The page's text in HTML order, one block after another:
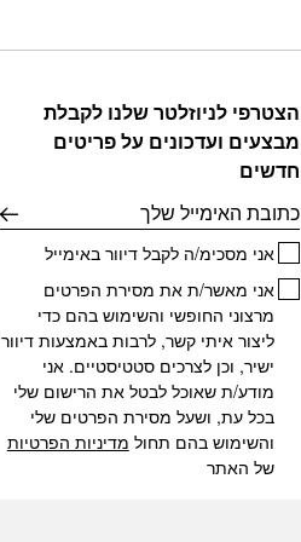
ניתן
לבחור
את
בעמוד
המוצר
הצטרפי לניוזלטר שלנו לקבלת
מבצעים ועדכונים על פריטים
חדשים
דוא׳׳ל
אני מסכימ/ה לקבל דיוור באימייל
אני מאשר/ת את מסירת הפרטים
מרצוני החופשי והשימוש בהם כדי
ליצור איתי קשר, לרבות באמצעות דיוור
ישיר, וכן לצרכים סטטיסטיים. אני
מודע/ת שאוכל לבטל את הרישום שלי
בכל עת, ושעל מסירת הפרטים שלי
והשימוש בהם תחול מדיניות הפרטיות
של האתר